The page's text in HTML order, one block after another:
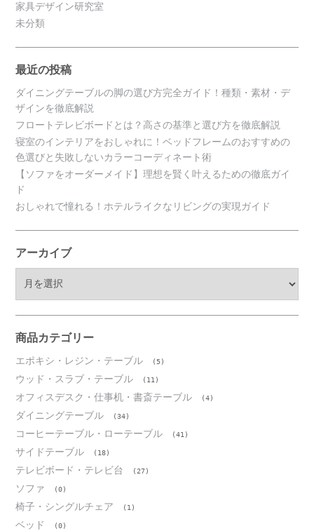
家具デザイン研究室
未分類
最近の投稿
ダイニングテーブルの脚の選び方完全ガイド！種類・素材・デ
ザインを徹底解説
フロートテレビボードとは？高さの基準と選び方を徹底解説
寝室のインテリアをおしゃれに！ベッドフレームのおすすめの
色選びと失敗しないカラーコーディネート術
【ソファをオーダーメイド】理想を賢く叶えるための徹底ガイ
ド
おしゃれで憧れる！ホテルライクなリビングの実現ガイド
アーカイブ
ブ
商品カテゴリー
エポキシ・レジン・テーブル (5)
ウッド・スラブ・テーブル (11)
オフィスデスク・仕事机・書斎テーブル (4)
ダイニングテーブル (34)
コーヒーテーブル・ローテーブル (41)
サイドテーブル (18)
テレビボード・テレビ台 (27)
ソファ (0)
椅子・シングルチェア (1)
ベッド (0)